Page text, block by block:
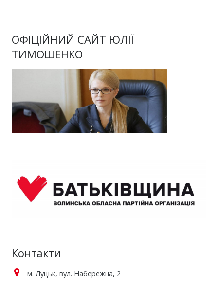
ОФІЦІЙНИЙ САЙТ ЮЛІЇ
ТИМОШЕНКО
Контакти
м. Луцьк, вул. Набережна, 2